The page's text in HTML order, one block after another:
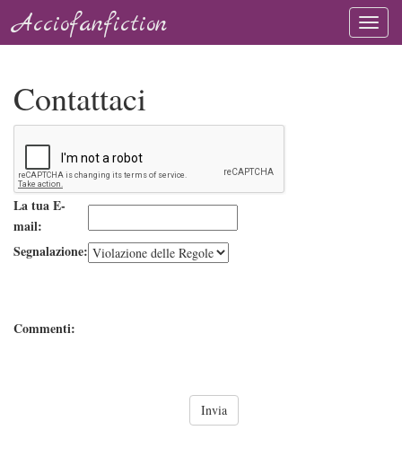
Acciofanfiction
Contattaci
La tua E-
mail:
Segnalazione:
Commenti: